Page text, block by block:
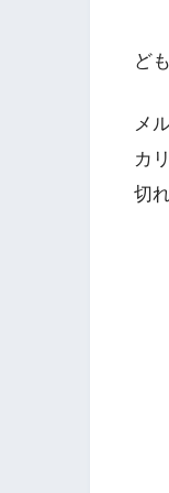
ど
メ
カ
切